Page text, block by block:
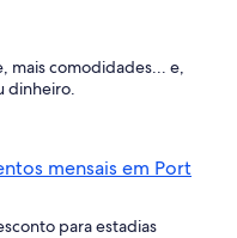
mais comodidades... e,
dinheiro.
mensais em Port
para estadias